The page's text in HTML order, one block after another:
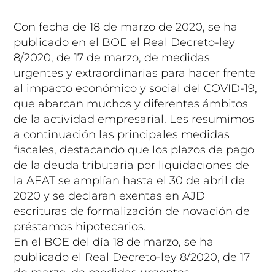
Con fecha de 18 de marzo de 2020, se ha
publicado en el BOE el Real Decreto-ley
8/2020, de 17 de marzo, de medidas
urgentes y extraordinarias para hacer frente
al impacto económico y social del COVID-19,
que abarcan muchos y diferentes ámbitos
de la actividad empresarial. Les resumimos
a continuación las principales medidas
fiscales, destacando que los plazos de pago
de la deuda tributaria por liquidaciones de
la AEAT se amplían hasta el 30 de abril de
2020 y se declaran exentas en AJD
escrituras de formalización de novación de
préstamos hipotecarios.
En el BOE del día 18 de marzo, se ha
publicado el Real Decreto-ley 8/2020, de 17